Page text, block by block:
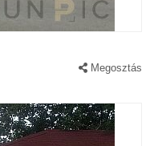
Megosztás